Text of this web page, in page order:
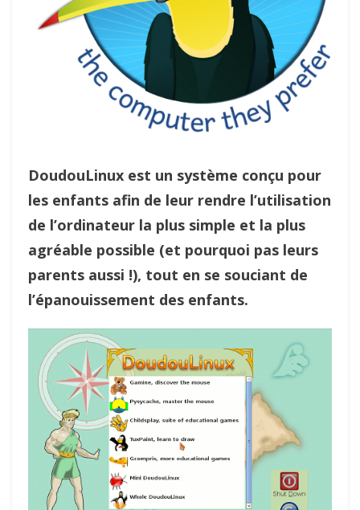
DoudouLinux est un système conçu pour
les enfants afin de leur rendre l’utilisation
de l’ordinateur la plus simple et la plus
agréable possible (et pourquoi pas leurs
parents aussi !), tout en se souciant de
l’épanouissement des enfants.